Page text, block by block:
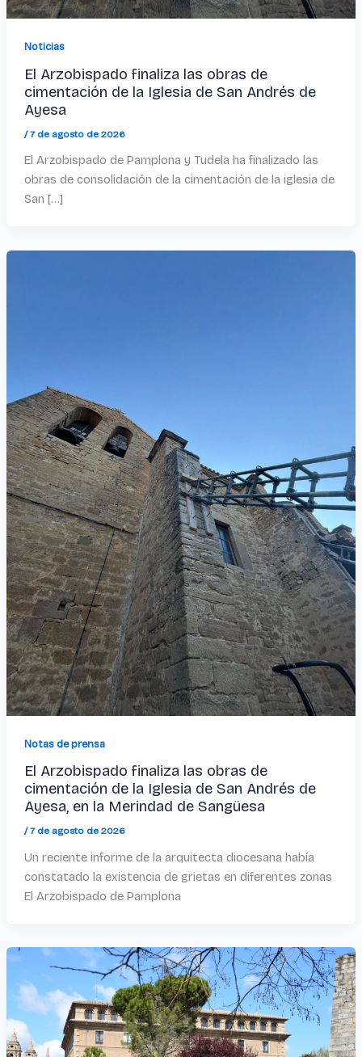
Noticias
El Arzobispado finaliza las obras de
cimentación de la Iglesia de San Andrés de
Ayesa
/7 de agosto de 2026
El Arzobispado de Pamplona y Tudela ha finalizado las
obras de consolidación de la cimentación de la iglesia de
San […]
Notas de prensa
El Arzobispado finaliza las obras de
cimentación de la Iglesia de San Andrés de
Ayesa, en la Merindad de Sangüesa
/7 de agosto de 2026
Un reciente informe de la arquitecta diocesana había
constatado la existencia de grietas en diferentes zonas
El Arzobispado de Pamplona